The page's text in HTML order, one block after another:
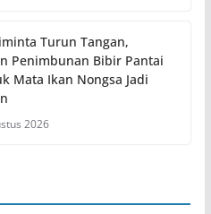
Turun Tangan,
Penimbunan Bibir Pantai
Mata Ikan Nongsa Jadi
2026